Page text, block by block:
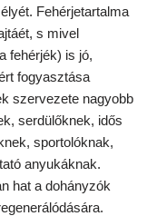
Fehérjetartalma
s mivel
fehérjék) is jó,
fogyasztása
szervezete nagyobb
serdülőknek, idős
sportolóknak,
anyukáknak.
hat a dohányzók